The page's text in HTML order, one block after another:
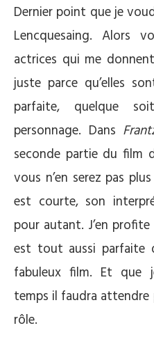
Dernier point que je
Lencquesaing. Alors
actrices qui me
juste parce qu’elles
parfaite, quelque
personnage. Dans
seconde partie du film
vous n’en serez pas
est courte, son
pour autant. J’en
est tout aussi parfaite
fabuleux film. Et que
temps il faudra attendre
rôle.